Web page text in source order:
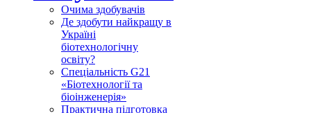
Очима здобувачів
Де здобути найкращу в
Україні
біотехнологічну
освіту?
Спеціальність G21
«Біотехнології та
біоінженерія»
Практична підготовка